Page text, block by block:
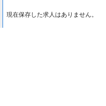
現在保存した求人はありません。